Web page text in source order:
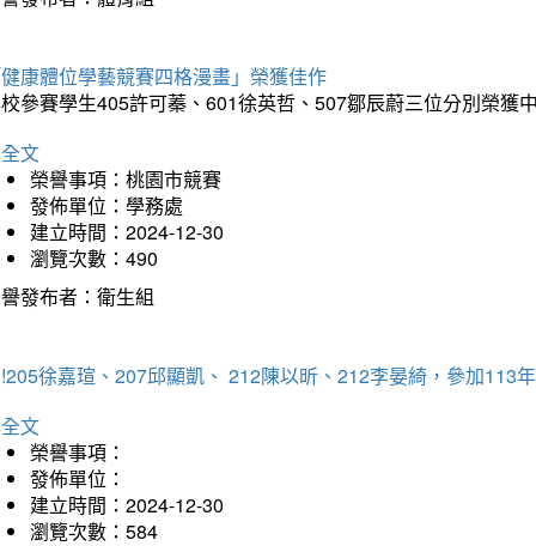
康體位學藝競賽四格漫畫」榮獲佳作
參賽學生405許可蓁、601徐英哲、507鄒辰蔚三位分別榮獲
文
榮譽事項：桃園市競賽
發佈單位：學務處
建立時間：2024-12-30
瀏覽次數：490
發布者：衛生組
徐嘉瑄、207邱顯凱、 212陳以昕、212李晏綺，參加113
文
榮譽事項：
發佈單位：
建立時間：2024-12-30
瀏覽次數：584